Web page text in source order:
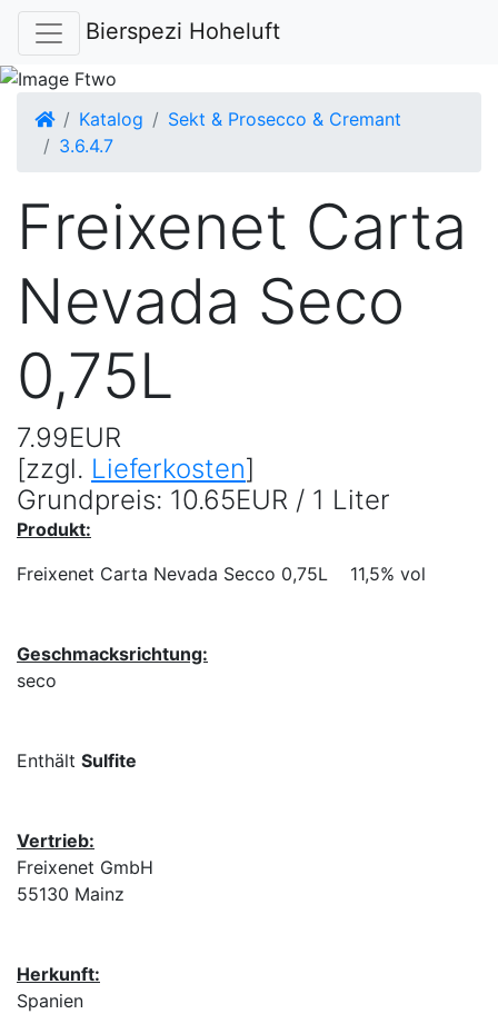
Bierspezi Hoheluft
Startseite
Katalog
Sekt & Prosecco & Cremant
3.6.4.7
Freixenet Carta
Nevada Seco
0,75L
7.99EUR
[zzgl. Lieferkosten]
Grundpreis: 10.65EUR / 1 Liter
Produkt:
Freixenet Carta Nevada Secco 0,75L 11,5% vol
Geschmacksrichtung:
seco
Enthält Sulfite
Vertrieb:
Freixenet GmbH
55130 Mainz
Herkunft:
Spanien